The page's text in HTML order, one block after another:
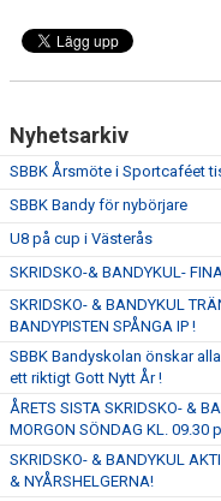
Nyhetsarkiv
SBBK Årsmöte i Sportcaféet
SBBK Bandy för nybörjare
U8 på cup i Västerås
SKRIDSKO-& BANDYKUL-
SKRIDSKO- & BANDYKUL
BANDYPISTEN SPÅNGA IP !
SBBK Bandyskolan önskar
ett riktigt Gott Nytt År !
ÅRETS SISTA SKRIDSKO- &
MORGON SÖNDAG KL. 09.30
SKRIDSKO- & BANDYKUL
& NYÅRSHELGERNA!